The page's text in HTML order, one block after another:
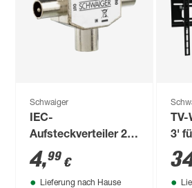
Schwaiger
IEC-
Aufsteckverteiler 2-
fach TV "Antenna"
Professional
4,99 €
Lieferung nach Hause
3'